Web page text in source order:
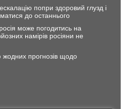
попри здоровий глузд і
до останнього
може погодитись на
намірів росіяни не
прогнозів щодо